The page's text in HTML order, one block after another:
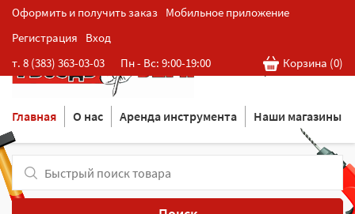
Оформить и получить заказ Мобильное приложение
Регистрация
Вход
т. 8 (383) 363-03-03
Пн - Вс: 9:00-19:00 Корзина (0)
Розничная cеть магазинов
в Новосибирске
Главная О нас Аренда инструмента Наши магазины